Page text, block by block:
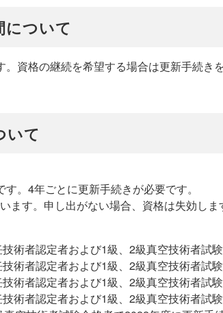
について
資格の継続を希望する場合は更新手続き
いて
。4年ごとに更新手続きが必要です。
ます。申し出がない場合、資格は失効しま
術者認定者および1級、2級真空技術者試
術者認定者および1級、2級真空技術者試
術者認定者および1級、2級真空技術者試
術者認定者および1級、2級真空技術者試